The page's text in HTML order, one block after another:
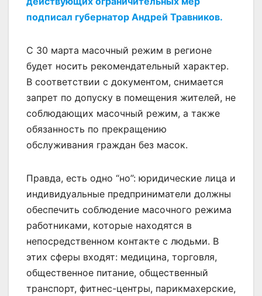
подписал губернатор Андрей Травников.
С 30 марта масочный режим в регионе
будет носить рекомендательный характер.
В соответствии с документом, снимается
запрет по допуску в помещения жителей, не
соблюдающих масочный режим, а также
обязанность по прекращению
обслуживания граждан без масок.
Правда, есть одно “но”: юридические лица и
индивидуальные предприниматели должны
обеспечить соблюдение масочного режима
работниками, которые находятся в
непосредственном контакте с людьми. В
этих сферы входят: медицина, торговля,
общественное питание, общественный
транспорт, фитнес-центры, парикмахерские,